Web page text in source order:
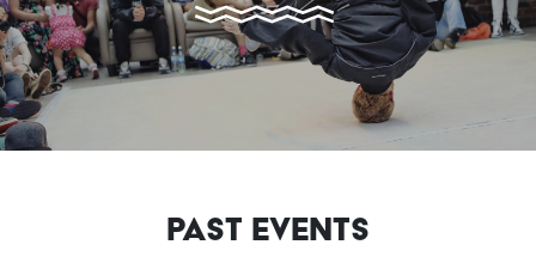
PAST EVENTS